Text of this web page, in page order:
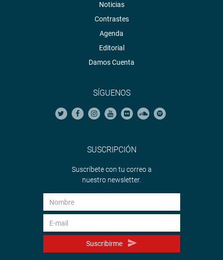
Noticias
Contrastes
Agenda
Editorial
Damos Cuenta
SÍGUENOS
SUSCRIPCIÓN
Suscríbete con tu correo a
nuestro newsletter.
Suscribirme